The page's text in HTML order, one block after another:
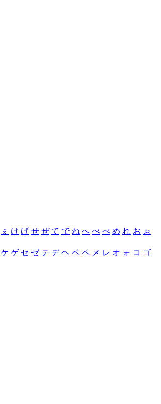
ぇ け げ せ ぜ て で ね へ べ ぺ め れ お ぉ
ケ ゲ セ ゼ テ デ ヘ ベ ペ メ レ オ ォ コ ゴ